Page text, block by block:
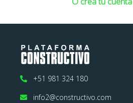
+51 981 324 180
info2@constructivo.com